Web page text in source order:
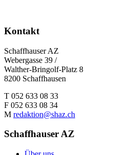
Kontakt
Schaffhauser AZ
Webergasse 39 /
Walther-Bringolf-Platz 8
8200 Schaffhausen
T 052 633 08 33
F 052 633 08 34
M redaktion@shaz.ch
Schaffhauser AZ